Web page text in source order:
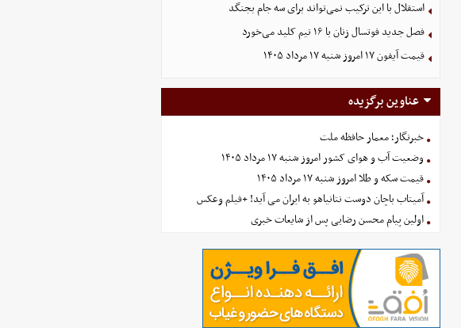
استقلال با این ترکیب نمی‌تواند برای سه جام بجنگد
فصل جدید فوتسال زنان با ۱۶ تیم کلید می‌خورد
قیمت آیفون ۱۷ امروز شنبه ۱۷ مرداد ۱۴۰۵
عناوین برگزیده
خبرنگار؛ معمار حافظه ملت
وضعیت آب و هوای کشور امروز شنبه ۱۷ مرداد ۱۴۰۵
قیمت سکه و طلا امروز شنبه ۱۷ مرداد ۱۴۰۵
آمیتاب باچان دوست نتانیاهو به ایران می آید! +فیلم وعکس
اولین پیام محسن رضایی پس از شایعات خبری